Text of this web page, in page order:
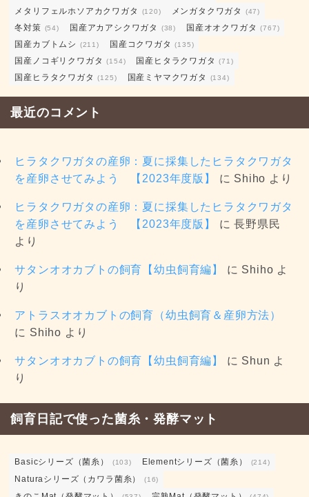
メタリフェルホソアカクワガタ (120) メンガタクワガタ (47)
冬対策 (54) 国産アカアシクワガタ (38) 国産オオクワガタ (767)
国産カブトムシ (211) 国産コクワガタ (135)
国産ノコギリクワガタ (154) 国産ヒタラクワガタ (71)
国産ヒラタクワガタ (125) 国産ミヤマクワガタ (134)
最近のコメント
ヒラタクワガタの産卵：夏に採集したヒラタクワガタ
を産卵させてみよう 【2023年度版】
に Shiho より
ヒラタクワガタの産卵：夏に採集したヒラタクワガタ
を産卵させてみよう 【2023年度版】
に長野県民
より
サタンオオカブトの飼育【幼虫飼育編】 に Shiho よ
り
アトラスオオカブトの飼育（幼虫飼育＆産卵方法）
に Shiho より
サタンオオカブトの飼育【幼虫飼育編】 に Shun よ
り
飼育日記で使った菌糸・発酵マット
Basicシリーズ（菌糸） (103) Elementシリーズ（菌糸） (214)
Naturaシリーズ（カワラ菌糸） (16)